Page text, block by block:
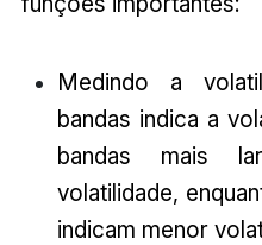
Medindo a
bandas indica a
bandas mais
volatilidade,
indicam menor